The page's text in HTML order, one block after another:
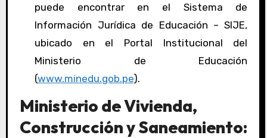
puede encontrar en el Sistema de
Información Jurídica de Educación – SIJE,
ubicado en el Portal Institucional del
Ministerio de Educación
(www.minedu.gob.pe).
Ministerio de Vivienda,
Construcción y Saneamiento: